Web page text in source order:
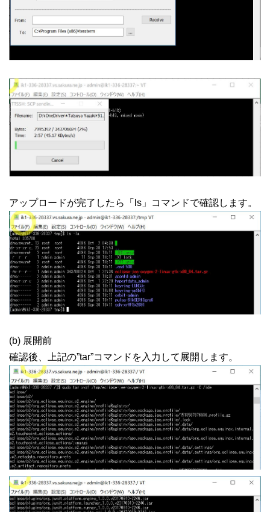
アップロードが完了したら「ls」コマンドで確認します。
(b) 展開前
確認後、上記の”tar”コマンドを入力して展開します。